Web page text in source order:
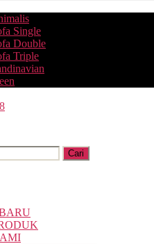
Single
Double
Triple